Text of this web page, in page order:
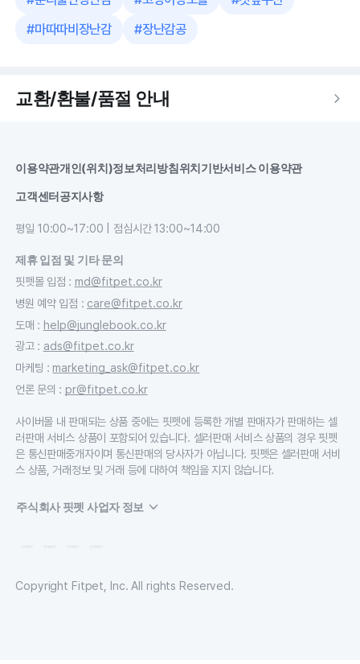
#마따따비장난감 #장난감공
교환/환불/품절 안내
이용약관개인(위치)정보처리방침위치기반서비스 이용약관
고객센터공지사항
평일 10:00~17:00 | 점심시간 13:00~14:00
제휴 입점 및 기타 문의
핏펫몰 입점 : md@fitpet.co.kr
병원 예약 입점 : care@fitpet.co.kr
도매 : help@junglebook.co.kr
광고: ads@fitpet.co.kr
마케팅 : marketing_ask@fitpet.co.kr
언론 문의 : pr@fitpet.co.kr
사이버몰 내 판매되는 상품 중에는 핏펫에 등록한 개별 판매자가 판매하는 셀
러판매 서비스 상품이 포함되어 있습니다. 셀러판매 서비스 상품의 경우 핏펫
은 통신판매중개자이며 통신판매의 당사자가 아닙니다. 핏펫은 셀러판매 서비
스 상품, 거래정보 및 거래 등에 대하여 책임을 지지 않습니다.
주식회사 핏펫 사업자 정보
Copyright Fitpet, Inc. All rights Reserved.